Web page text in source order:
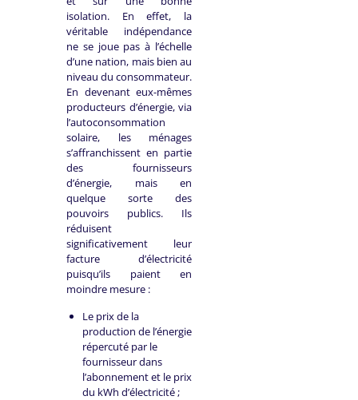
isolation. En effet, la
véritable indépendance
ne se joue pas à l’échelle
d’une nation, mais bien au
niveau du consommateur.
En devenant eux-mêmes
producteurs d’énergie, via
l’autoconsommation
solaire, les ménages
s’affranchissent en partie
des fournisseurs
d’énergie, mais en
quelque sorte des
pouvoirs publics. Ils
réduisent
significativement leur
facture d’électricité
puisqu’ils paient en
moindre mesure :
Le prix de la
production de l’énergie
répercuté par le
fournisseur dans
l’abonnement et le prix
du kWh d’électricité ;